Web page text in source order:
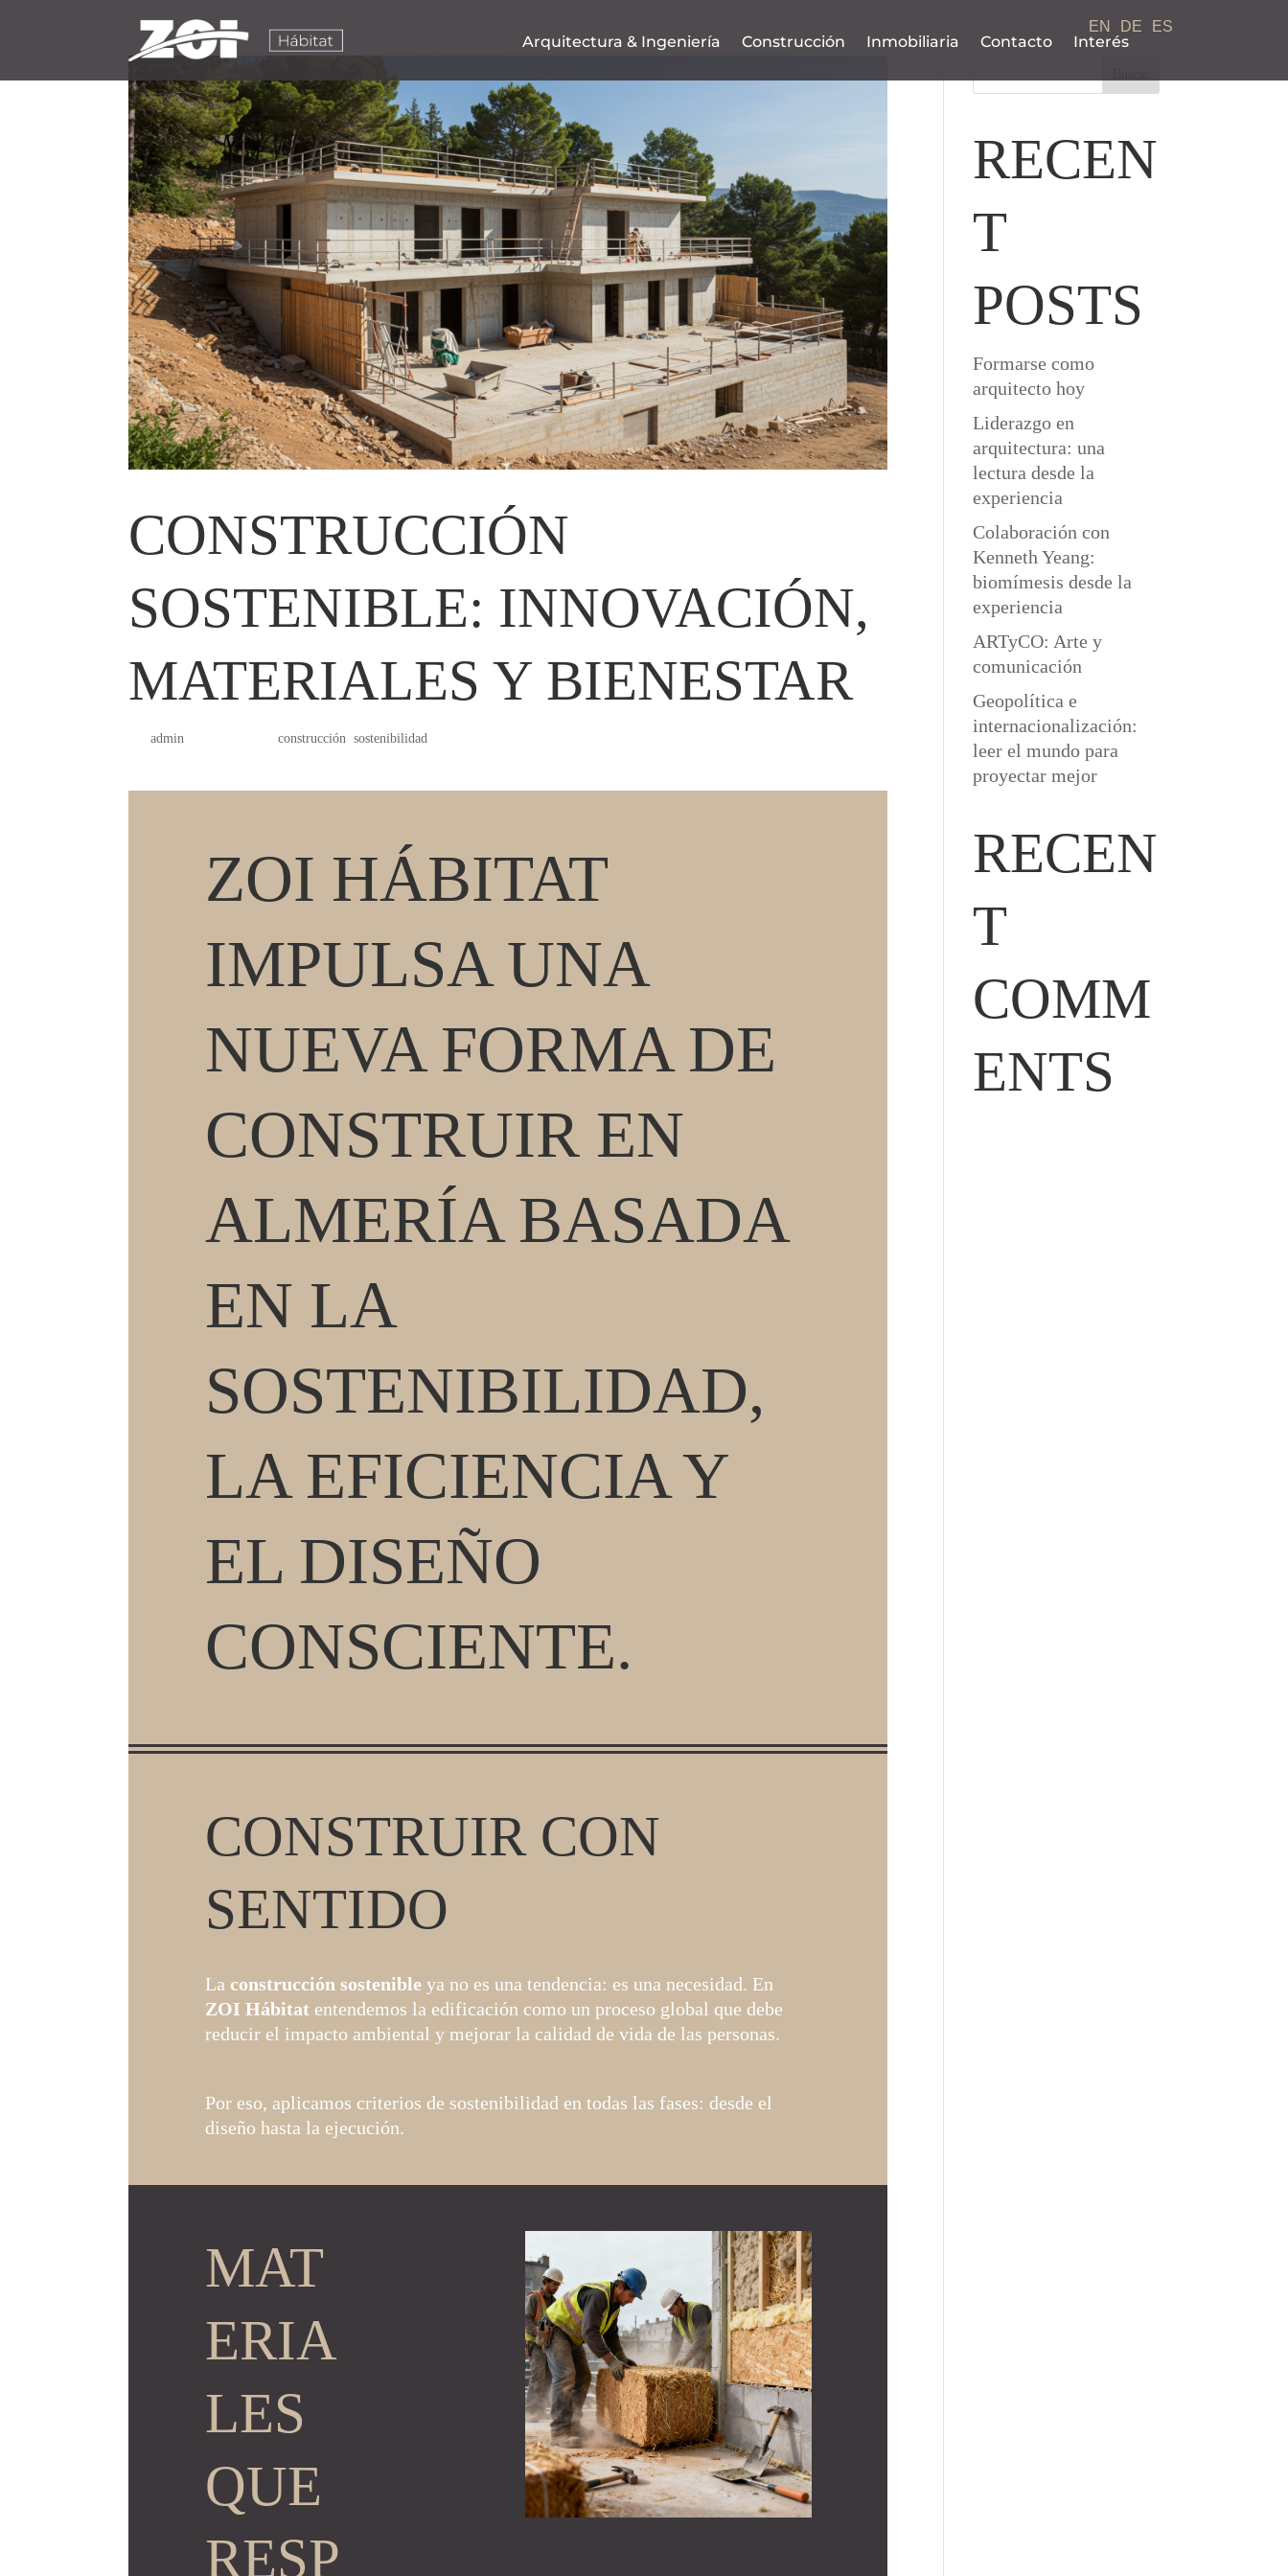
Arquitectura & Ingeniería Construcción Inmobiliaria Contacto Interés
CONSTRUCCIÓN
SOSTENIBLE: INNOVACIÓN,
MATERIALES Y BIENESTAR
poradmin |construcción ,sostenibilidad
ZOI HÁBITAT
IMPULSA UNA
NUEVA FORMA DE
CONSTRUIR EN
ALMERÍA BASADA
EN LA
SOSTENIBILIDAD,
LA EFICIENCIA Y
EL DISEÑO
CONSCIENTE.
CONSTRUIR CON
SENTIDO
La construcción sostenibleya no es una tendencia: es una necesidad. En
ZOI Hábitatentendemos la edificación como un proceso global que debe
reducir el impacto ambiental y mejorar la calidad de vida de las personas.
Por eso, aplicamos criterios de sostenibilidad en todas las fases: desde el
diseño hasta la ejecución.
MAT
ERIA
LES
QUE
RESP
RECEN
T
POSTS
Formarse como
arquitecto hoy
Liderazgo en
arquitectura: una
lectura desde la
experiencia
Colaboración con
Kenneth Yeang:
biomímesis desde la
experiencia
ARTyCO: Arte y
comunicación
Geopolítica e
internacionalización:
leer el mundo para
proyectar mejor
RECEN
T
COMM
ENTS
EN DE ES